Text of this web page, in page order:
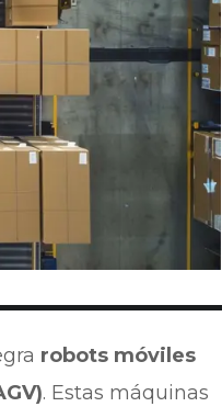
robots móviles
. Estas máquinas
D
Datos